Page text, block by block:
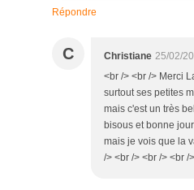
Répondre
C Christiane 25/02/
<br /> <br /> Merci
surtout ses petites
mais c'est un très
bisous et bonne
mais je vois que la
/> <br /> <br /> <br />